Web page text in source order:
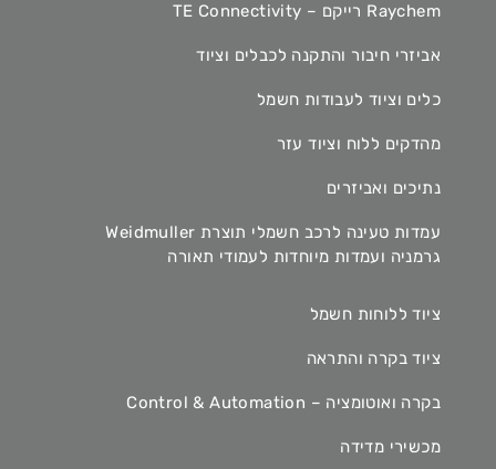
Raychem רייקם – TE Connectivity
אביזרי חיבור והתקנה לכבלים וציוד
כלים וציוד לעבודות חשמל
מהדקים ללוח וציוד עזר
נתיכים ואביזרים
עמדות טעינה לרכב חשמלי תוצרת Weidmuller
גרמניה ועמדות מיוחדות לעמודי תאורה
ציוד ללוחות חשמל
ציוד בקרה והתראה
בקרה ואוטומציה – Control & Automation
מכשירי מדידה